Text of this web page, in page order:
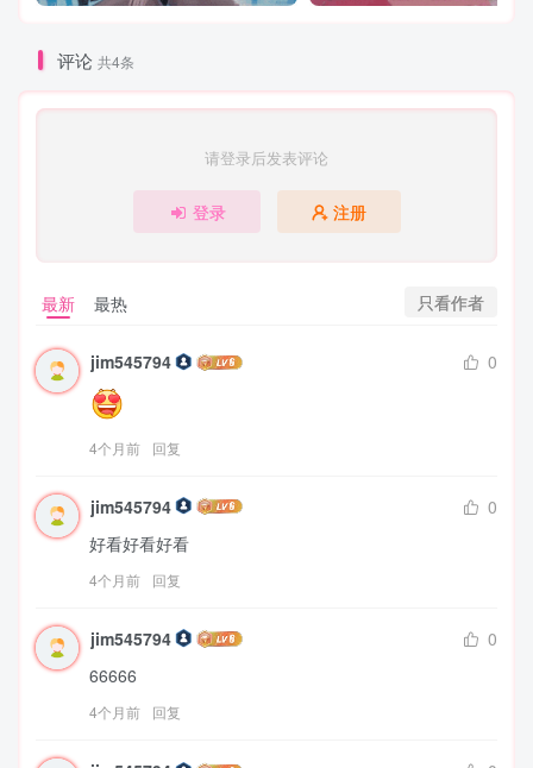
评论 共4条
请登录后发表评论
登录 注册
最新 最热 只看作者
jim545794 0
4个月前 回复
jim545794
0
好看好看好看
4个月前 回复
jim545794
0
66666
4个月前 回复